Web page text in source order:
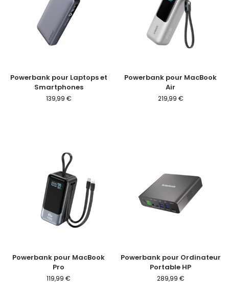
Powerbank pour Laptops et
Smartphones
139,99 €
Powerbank pour MacBook
Air
219,99 €
Powerbank pour MacBook
Pro
119,99 €
Powerbank pour Ordinateur
Portable HP
289,99 €